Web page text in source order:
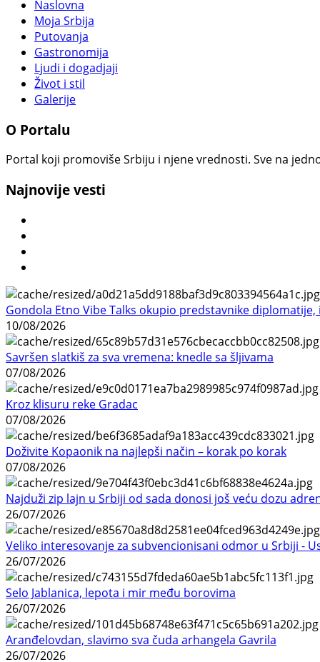
Naslovna
Moja Srbija
Putovanja
Gastronomija
Ljudi i dogadjaji
Život i stil
Galerije
O Portalu
Portal koji promoviše Srbiju i njene vrednosti. Sve na
Najnovije vesti
Gondola Etno Vibe Talks okupio predstavnike
10/08/2026
Savršen slatkiš za sva vremena: knedle sa šljivama
07/08/2026
Kroz klisuru reke Gradac
07/08/2026
Doživite Kopaonik na najlepši način – korak po korak
07/08/2026
Najduži zip lajn u Srbiji od sada donosi još veću dozu
26/07/2026
Veliko interesovanje za subvencionisani odmor u Srbiji -
26/07/2026
Selo Jablanica, lepota i mir među borovima
26/07/2026
Aranđelovdan, slavimo sva čuda arhangela Gavrila
26/07/2026